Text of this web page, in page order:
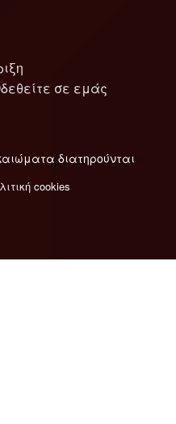
σε εμάς
διατηρούνται
cookies